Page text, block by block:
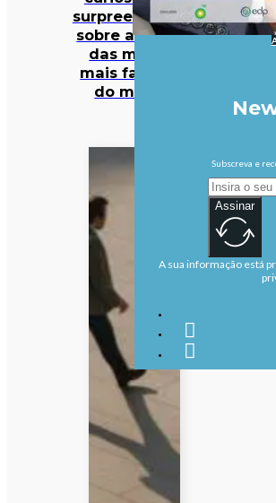
surpreendentes
sobre algumas
das marcas
mais famosas
do mundo
Subscreva e
Assinar
A sua informação está